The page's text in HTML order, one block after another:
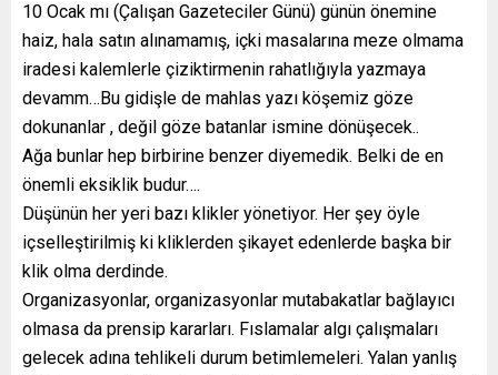
10 Ocak mı (Çalışan Gazeteciler Günü) günün önemine
haiz, hala satın alınamamış, içki masalarına meze olmama
iradesi kalemlerle çiziktirmenin rahatlığıyla yazmaya
devamm…Bu gidişle de mahlas yazı köşemiz göze
dokunanlar , değil göze batanlar ismine dönüşecek..
Ağa bunlar hep birbirine benzer diyemedik. Belki de en
önemli eksiklik budur….
Düşünün her yeri bazı klikler yönetiyor. Her şey öyle
içselleştirilmiş ki kliklerden şikayet edenlerde başka bir
klik olma derdinde.
Organizasyonlar, organizasyonlar mutabakatlar bağlayıcı
olmasa da prensip kararları. Fıslamalar algı çalışmaları
gelecek adına tehlikeli durum betimlemeleri. Yalan yanlış